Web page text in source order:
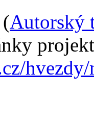
Autorský